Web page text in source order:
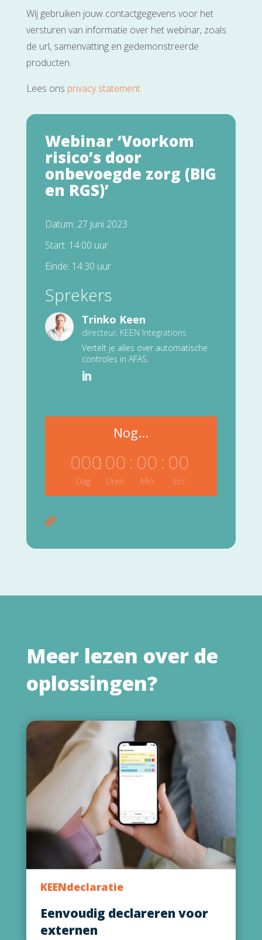
Wij gebruiken jouw contactgegevens voor het
versturen van informatie over het webinar, zoals
de url, samenvatting en gedemonstreerde
producten.
Lees ons privacy statement
Webinar ‘Voorkom
risico’s door
onbevoegde zorg (BIG
en RGS)’
Datum: 27 juni 2023
Start: 14:00 uur
Einde: 14:30 uur
Sprekers
Trinko Keen
directeur, KEEN Integrations
Vertelt je alles over automatische
controles in AFAS.
Nog...
000
Dag
:00
Uren
: 00
Min
: 00
Sec

Meer lezen over de
oplossingen?
Eenvoudig declareren voor
externen
KEENdeclaratie